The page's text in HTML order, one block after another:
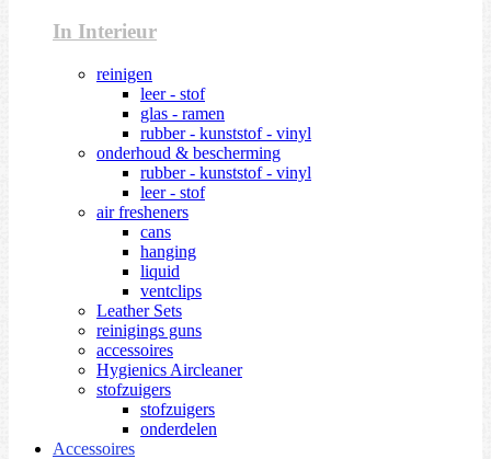
In Interieur
reinigen
leer - stof
glas - ramen
rubber - kunststof - vinyl
onderhoud & bescherming
rubber - kunststof - vinyl
leer - stof
air fresheners
cans
hanging
liquid
ventclips
Leather Sets
reinigings guns
accessoires
Hygienics Aircleaner
stofzuigers
stofzuigers
onderdelen
Accessoires